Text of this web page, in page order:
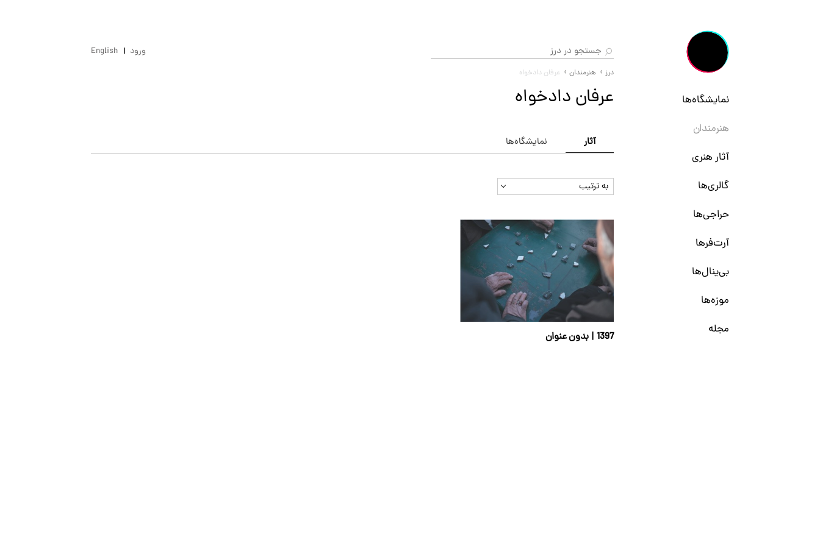
ورود English
نمایشگاه‌ها
هنرمندان
آثار هنری
گالری‌ها
حراجی‌ها
آرت‌فرها
بی‌ینال‌ها
موزه‌ها
مجله
درز هنرمندان عرفان دادخواه
عرفان دادخواه
آثار نمایشگاه‌ها
به ترتیب
1397 | بدون عنوان